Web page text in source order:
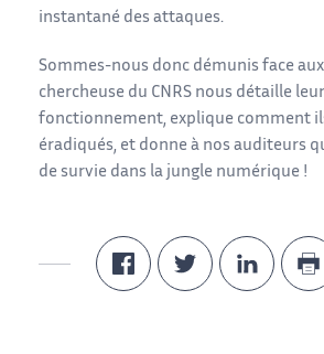
instantané des attaques.
Sommes-nous donc démunis face aux
chercheuse du CNRS nous détaille leur
fonctionnement, explique comment
éradiqués, et donne à nos auditeurs
de survie dans la jungle numérique !